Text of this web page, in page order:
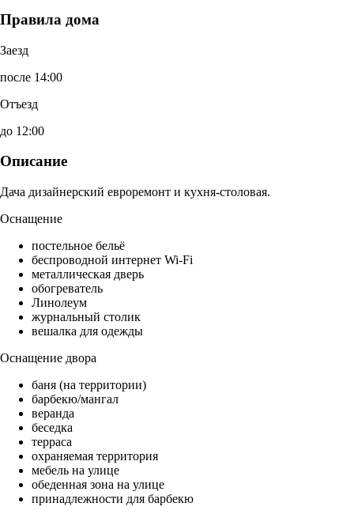
Правила дома
Заезд
после 14:00
Отъезд
до 12:00
Описание
Дача дизайнерский евроремонт и кухня-столовая.
Оснащение
постельное бельё
беспроводной интернет Wi-Fi
металлическая дверь
обогреватель
Линолеум
журнальный столик
вешалка для одежды
Оснащение двора
баня (на территории)
барбекю/мангал
веранда
беседка
терраса
охраняемая территория
мебель на улице
обеденная зона на улице
принадлежности для барбекю